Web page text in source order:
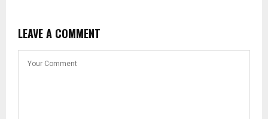
LEAVE A COMMENT